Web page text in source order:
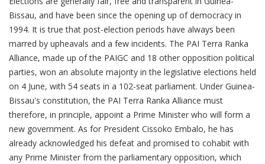
Bissau, and have been since the opening up of democracy in
1994. It is true that post-election periods have always been
marred by upheavals and a few incidents. The PAI Terra Ranka
Alliance, made up of the PAIGC and 18 other opposition political
parties, won an absolute majority in the legislative elections held
on 4 June, with 54 seats in a 102-seat parliament. Under Guinea-
Bissau's constitution, the PAI Terra Ranka Alliance must
therefore, in principle, appoint a Prime Minister who will form a
new government. As for President Cissoko Embalo, he has
already acknowledged his defeat and promised to cohabit with
any Prime Minister from the parliamentary opposition, which